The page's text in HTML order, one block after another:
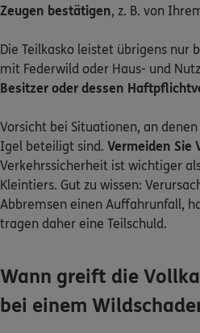
Zeugen bestätigen, z. B. von
Die Teilkasko leistet übrigens nur
mit Federwild oder Haus- und
Besitzer oder dessen
Vorsicht bei Situationen, an denen
Igel beteiligt sind. Vermeiden Sie
Verkehrssicherheit ist wichtiger
Kleintiers. Gut zu wissen:
Abbremsen einen Auffahrunfall,
tragen daher eine Teilschuld.
Wann greift die
bei einem